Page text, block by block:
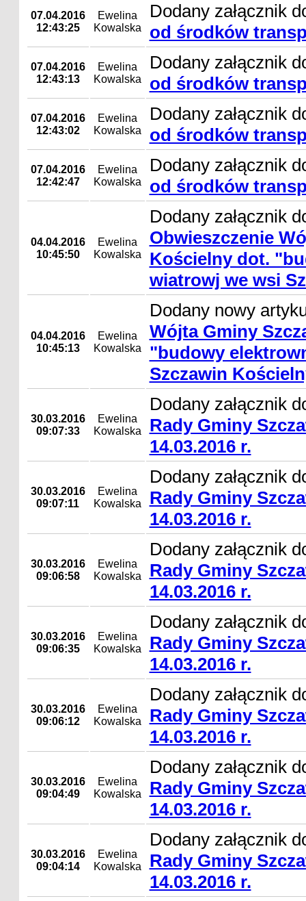
07.04.2016
12:43:25
Ewelina
Kowalska
Dodany załącznik
od środków
07.04.2016
12:43:13
Ewelina
Kowalska
Dodany załącznik
od środków
07.04.2016
12:43:02
Ewelina
Kowalska
Dodany załącznik
od środków
07.04.2016
12:42:47
Ewelina
Kowalska
Dodany załącznik
od środków
04.04.2016
10:45:50
Ewelina
Kowalska
Dodany załącznik
Obwieszczenie
Kościelny dot.
wiatrowj we wsi
04.04.2016
10:45:13
Ewelina
Kowalska
Dodany nowy
Wójta Gminy
"budowy
Szczawin
30.03.2016
09:07:33
Ewelina
Kowalska
Dodany załącznik
Rady Gminy
14.03.2016 r.
30.03.2016
09:07:11
Ewelina
Kowalska
Dodany załącznik
Rady Gminy
14.03.2016 r.
30.03.2016
09:06:58
Ewelina
Kowalska
Dodany załącznik
Rady Gminy
14.03.2016 r.
30.03.2016
09:06:35
Ewelina
Kowalska
Dodany załącznik
Rady Gminy
14.03.2016 r.
30.03.2016
09:06:12
Ewelina
Kowalska
Dodany załącznik
Rady Gminy
14.03.2016 r.
30.03.2016
09:04:49
Ewelina
Kowalska
Dodany załącznik
Rady Gminy
14.03.2016 r.
30.03.2016
09:04:14
Ewelina
Kowalska
Dodany załącznik
Rady Gminy
14.03.2016 r.